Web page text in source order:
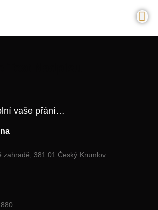
vaše přání…
zahradě, 381 01 Český Krumlov